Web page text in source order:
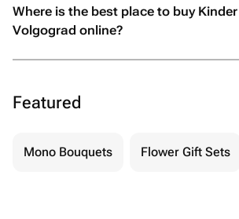
Where is the best place to buy
Volgograd online?
Featured
Mono Bouquets Flower Gift Sets